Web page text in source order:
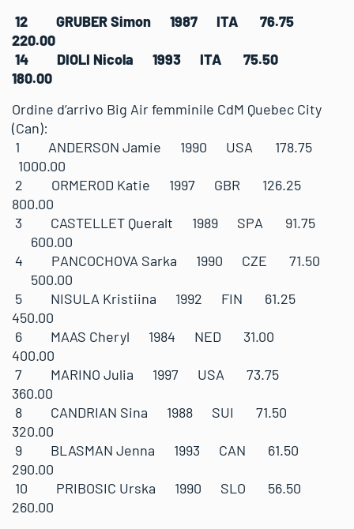
12 GRUBER Simon 1987 ITA 76.75
220.00
14 DIOLI Nicola 1993 ITA 75.50
180.00
Ordine d’arrivo Big Air femminile CdM Quebec City
(Can):
1 ANDERSON Jamie 1990 USA 178.75
1000.00
2 ORMEROD Katie 1997 GBR 126.25
800.00
3 CASTELLET Queralt 1989 SPA 91.75
600.00
4 PANCOCHOVA Sarka 1990 CZE 71.50
500.00
5 NISULA Kristiina 1992 FIN 61.25
450.00
6 MAAS Cheryl 1984 NED 31.00
400.00
7 MARINO Julia 1997 USA 73.75
360.00
8 CANDRIAN Sina 1988 SUI 71.50
320.00
9 BLASMAN Jenna 1993 CAN 61.50
290.00
10 PRIBOSIC Urska 1990 SLO 56.50
260.00